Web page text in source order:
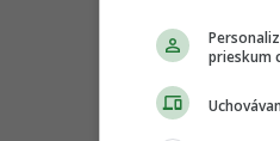
prieskum